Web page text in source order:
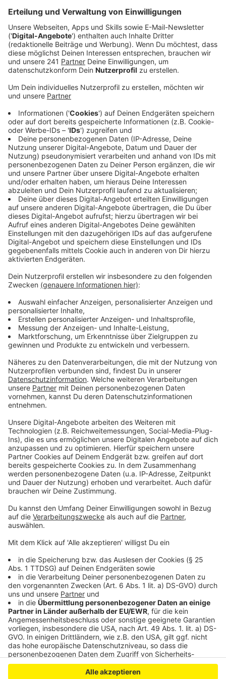
Anzeige
Teststrategie soll kommende Woche mit den
am 19. Mai vom Krisenstab beschlossen werden.
Veröffentlicht:Mittwoch, 12.05.2021 17:40
Die Stadt setzt dabei auf Click and Meet and Test,
auch bei einer Inzidenz unter 100 soll dann ein
negativer Test notwendig sein, um Shoppen zu
können, im Rhein-Sieg-Kreis hingegen geht das ohne
Test. Mehrere Kultureinrichtungen der Stadt bereiten
sich auf Öffnungen vor, die Stadtbibliothek hält aber
an der kontaktlosen Ausleihe fest. Nachdem die
Inzidenz in Bonn unter 165 liegt, dürfen wieder
Schwimmkurse für Anfänger und Kleinkinder
stattfinden, allerdings nur für maximal fünf Kinder pro
Kurs bis sechs Jahre. Normales Schulschwimmen in
den Hallenbädern soll es bis zu den Sommerferien
nicht geben, das könnte aber in den Freibädern
möglich sein, sobal diese öffnen dürfen.
Weitere Pläne:
Das Kunstmuseum plant eine Öffnung ab dem
Wochenende 29./30. Mai. Das Stadtarchiv und die
Stadthistorische Bibliothek wollen zum 01. Juni den
Lesesaal öffnen. Ab dem 17. Mai wird die Ludwig-van-
Beethoven-Musikschule schrittweise wieder
Präsenzunterricht anbieten. Und die Volkshochschule
wird voraussichtlich ab Juni teilweise öffnen.
Die städtischen Dienstgebäude dürfen weiterhin nur
mit Termin, medizinischer Maske und einem aktuellen
negativen Schnelltest betreten werden. Davon
ausgenommen sind genesene und vollständig
geimpfte Personen.
Sollte die Notbremse in der Stadt gelöst werden und
damit die Ausgangssperre aufgehoben werden, sollen
Busse und Bahnen wieder nachts fahren. WD
Anzeige
Anzeige